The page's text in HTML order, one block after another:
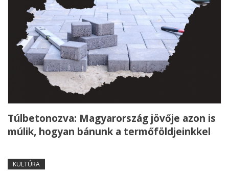
Túlbetonozva: Magyarország jövője azon is
múlik, hogyan bánunk a termőföldjeinkkel
KULTÚRA